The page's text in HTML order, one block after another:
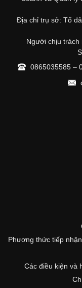
Địa chỉ trụ sở: Tổ
Người chịu trách
0865035585 –
Phương thức tiếp
Các điều kiện và